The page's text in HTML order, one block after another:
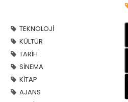
TEKNOLOJİ
KÜLTÜR
TARİH
SİNEMA
KİTAP
AJANS